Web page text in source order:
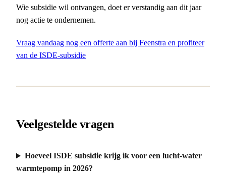
Wie subsidie wil ontvangen, doet er verstandig aan dit jaar
nog actie te ondernemen.
Vraag vandaag nog een offerte aan bij Feenstra en profiteer
van de ISDE-subsidie
Veelgestelde vragen
Hoeveel ISDE subsidie krijg ik voor een lucht-water
warmtepomp in 2026?